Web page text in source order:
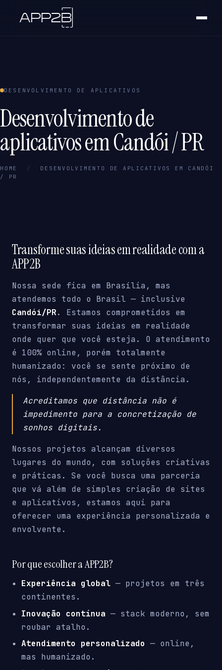
DESENVOLVIMENTO DE APLICATIVOS
Desenvolvimento de
aplicativos em Candói / PR
HOME /
DESENVOLVIMENTO DE APLICATIVOS EM CANDÓI
/ PR
Transforme suas ideias em realidade com a
APP2B
Nossa sede fica em Brasília, mas
atendemos todo o Brasil — inclusive
Candói/PR. Estamos comprometidos em
transformar suas ideias em realidade
onde quer que você esteja. O atendimento
é 100% online, porém totalmente
humanizado: você se sente próximo de
nós, independentemente da distância.
Acreditamos que distância não é
impedimento para a concretização de
sonhos digitais.
Nossos projetos alcançam diversos
lugares do mundo, com soluções criativas
e práticas. Se você busca uma parceria
que vá além de simples criação de sites
e aplicativos, estamos aqui para
oferecer uma experiência personalizada e
envolvente.
Por que escolher a APP2B?
Experiência global — projetos em três
continentes.
Inovação contínua — stack moderno, sem
roubar atalho.
Atendimento personalizado — online,
mas humanizado.